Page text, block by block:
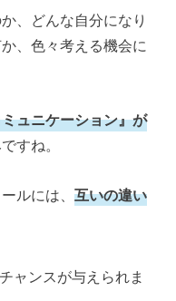
、どんな自分になり
、色々考える機会に
ュニケーション』が
すね。
ルには、互いの違い
ャンスが与えられま